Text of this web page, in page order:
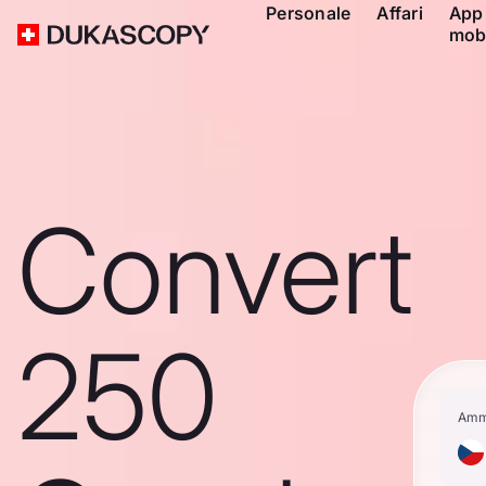
Personale Affari
App
Convert
250